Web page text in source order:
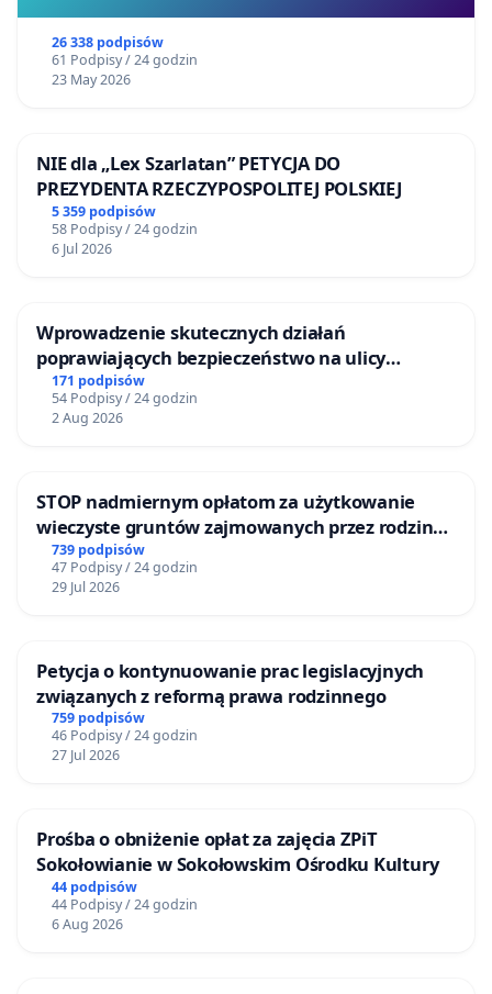
26 338 podpisów
61 Podpisy / 24 godzin
23 May 2026
NIE dla „Lex Szarlatan” PETYCJA DO
PREZYDENTA RZECZYPOSPOLITEJ POLSKIEJ
5 359 podpisów
58 Podpisy / 24 godzin
6 Jul 2026
Wprowadzenie skutecznych działań
poprawiających bezpieczeństwo na ulicy
Żeromskiego w Otwocku
171 podpisów
54 Podpisy / 24 godzin
2 Aug 2026
STOP nadmiernym opłatom za użytkowanie
wieczyste gruntów zajmowanych przez rodzinne
ogrody działkowe.
739 podpisów
47 Podpisy / 24 godzin
29 Jul 2026
Petycja o kontynuowanie prac legislacyjnych
związanych z reformą prawa rodzinnego
759 podpisów
46 Podpisy / 24 godzin
27 Jul 2026
Prośba o obniżenie opłat za zajęcia ZPiT
Sokołowianie w Sokołowskim Ośrodku Kultury
44 podpisów
44 Podpisy / 24 godzin
6 Aug 2026